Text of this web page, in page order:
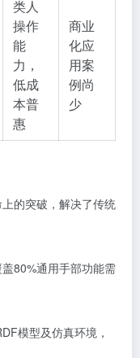
类人
操作
能
力，
低成
本普
惠
商业
化应
用案
例尚
少
的突破，解决了传统
80%通用手部功能需
模型及仿真环境，